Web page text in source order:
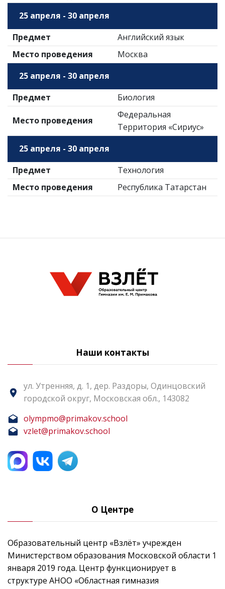
25 апреля - 30 апреля
Предмет
Английский язык
Место проведения
Москва
25 апреля - 30 апреля
Предмет
Биология
Место проведения
Федеральная
Территория «Сириус»
25 апреля - 30 апреля
Предмет
Технология
Место проведения
Республика Татарстан
Наши контакты
ул. Утренняя, д. 1, дер. Раздоры, Одинцовский
городской округ, Московская обл., 143082
olympmo@primakov.school
vzlet@primakov.school
О Центре
Образовательный центр «Взлёт» учрежден
Министерством образования Московской области 1
января 2019 года. Центр функционирует в
структуре АНОО «Областная гимназия